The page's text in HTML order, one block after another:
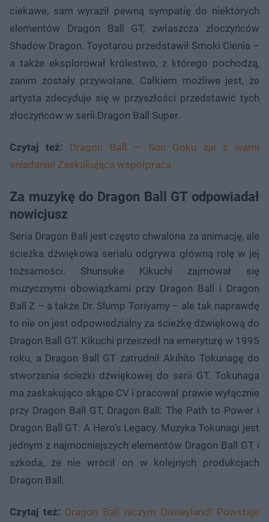
ciekawe, sam wyraził pewną sympatię do niektórych
elementów Dragon Ball GT, zwłaszcza złoczyńców
Shadow Dragon. Toyotarou przedstawił Smoki Cienia –
a także eksplorował królestwo, z którego pochodzą,
zanim zostały przywołane. Całkiem możliwe jest, że
artysta zdecyduje się w przyszłości przedstawić tych
złoczyńców w serii Dragon Ball Super.
Czytaj też:
Dragon Ball — Son Goku zje z wami
śniadanie! Zaskakująca współpraca
Za muzykę do Dragon Ball GT odpowiadał
nowicjusz
Seria Dragon Ball jest często chwalona za animację, ale
ścieżka dźwiękowa serialu odgrywa główną rolę w jej
tożsamości. Shunsuke Kikuchi zajmował się
muzycznymi obowiązkami przy Dragon Ball i Dragon
Ball Z – a także Dr. Slump Toriyamy – ale tak naprawdę
to nie on jest odpowiedzialny za ścieżkę dźwiękową do
Dragon Ball GT. Kikuchi przeszedł na emeryturę w 1995
roku, a Dragon Ball GT zatrudnił Akihito Tokunagę do
stworzenia ścieżki dźwiękowej do serii GT. Tokunaga
ma zaskakująco skąpe CV i pracował prawie wyłącznie
przy Dragon Ball GT, Dragon Ball: The Path to Power i
Dragon Ball GT: A Hero’s Legacy. Muzyka Tokunagi jest
jednym z najmocniejszych elementów Dragon Ball GT i
szkoda, że nie wrócił on w kolejnych produkcjach
Dragon Ball.
Czytaj też: Dragon Ball niczym Disneyland! Powstaje